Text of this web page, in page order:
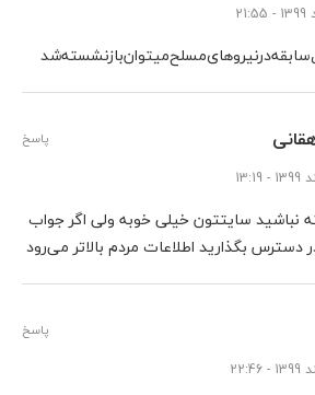
نباشید سایتتون خیلی خوبه ولی اگر جواب
دسترس بگذارید اطلاعات مردم بالاتر می‌رود
پاسخ
پاسخ